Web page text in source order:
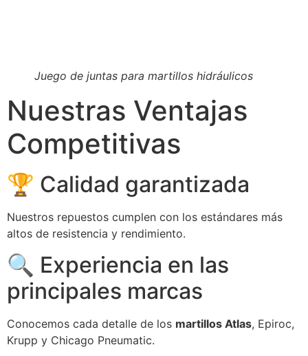
Juego de juntas para martillos hidráulicos
Nuestras Ventajas
Competitivas
🏆 Calidad garantizada
Nuestros repuestos cumplen con los estándares más
altos de resistencia y rendimiento.
🔍 Experiencia en las
principales marcas
Conocemos cada detalle de los martillos Atlas, Epiroc,
Krupp y Chicago Pneumatic.